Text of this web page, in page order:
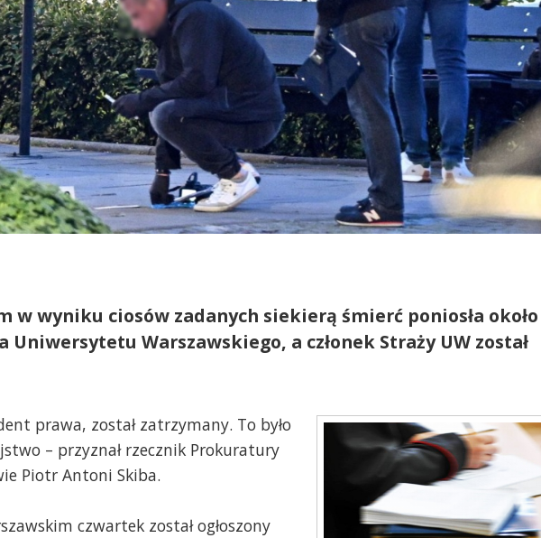
w wyniku ciosów zadanych siekierą śmierć poniosła około
Warszawskiego, a członek Straży UW został
prawa, został zatrzymany. To było
– przyznał rzecznik Prokuratury
Piotr Antoni Skiba.
czwartek został ogłoszony